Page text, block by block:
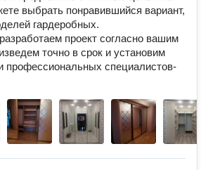
выбрать понравившийся вариант,
гардеробных.
проект согласно вашим
точно в срок и установим
профессиональных специалистов-